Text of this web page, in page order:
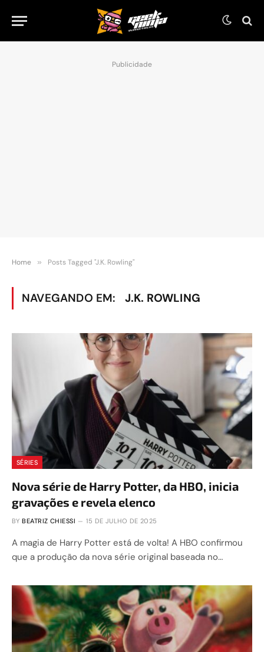
Publicidade
Home » Posts Tagged "J.K. Rowling"
NAVEGANDO EM: J.K. ROWLING
SÉRIES
Nova série de Harry Potter, da HBO, inicia
gravações e revela elenco
BY BEATRIZ CHIESSI 15 DE JULHO DE 2025
A magia de Harry Potter está de volta! A HBO confirmou
que a produção da nova série original baseada no…